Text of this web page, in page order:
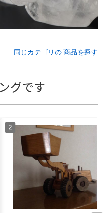
同じカテゴリの 商品を探す
グです